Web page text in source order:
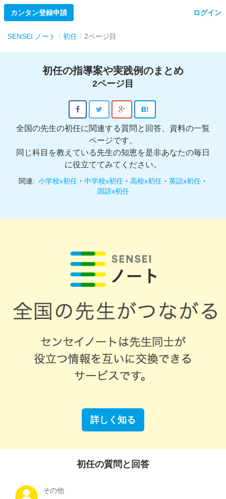
カンタン登録申請 ログイン
SENSEI ノート 初任 2ページ目
初任の指導案や実践例のまとめ
2ページ目
B!
全国の先生の初任に関連する質問と回答、資料の一覧
ページです。
同じ科目を教えている先生の知恵を是非あなたの毎日
に役立ててみてください。
関連: 小学校x初任・ 中学校x初任・ 高校x初任・ 英語x初任・
国語x初任
詳しく知る
初任の質問と回答
その他